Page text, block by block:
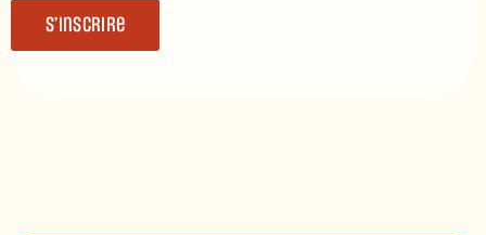
S’inscrire